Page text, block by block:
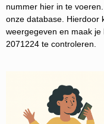
nummer hier in te
onze database. Hierdoor
weergegeven en maak
2071224 te controleren.